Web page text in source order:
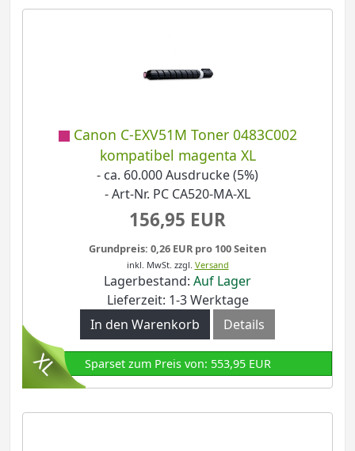
Canon C-EXV51M Toner 0483C002
kompatibel magenta XL
- ca. 60.000 Ausdrucke (5%)
- Art-Nr. PC CA520-MA-XL
156,95 EUR
Grundpreis: 0,26 EUR pro 100 Seiten
inkl. MwSt. zzgl. Versand
Lagerbestand: Auf Lager
Lieferzeit: 1-3 Werktage
In den Warenkorb
Details
Sparset zum Preis von: 553,95 EUR